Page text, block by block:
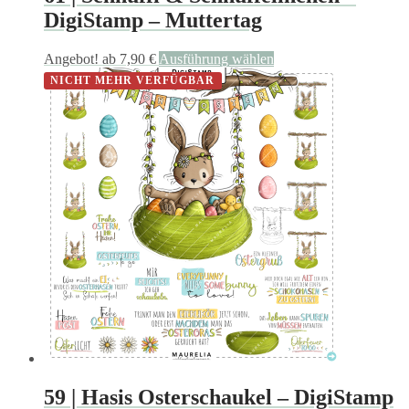
DigiStamp – Muttertag
Angebot! ab 7,90 € Ausführung wählen
Produkt
weist
mehrere
Varianten
auf.
Die
Optionen
können
auf
der
Produktseite
gewählt
werden
NICHT MEHR VERFÜGBAR
59 | Hasis Osterschaukel – DigiStamp